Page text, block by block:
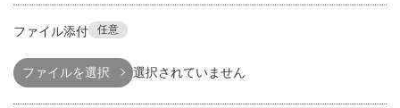
ファイル添付 任意
ファイルを選択 選択されていません